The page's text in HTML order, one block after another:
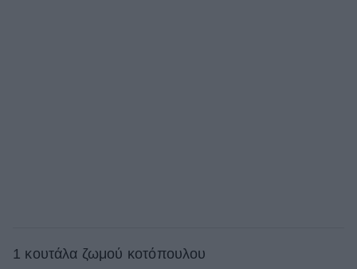
1 κουτάλα ζωμού κοτόπουλου